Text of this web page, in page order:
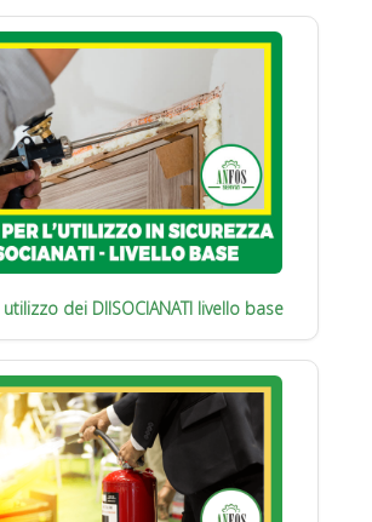
dei DIISOCIANATI livello base